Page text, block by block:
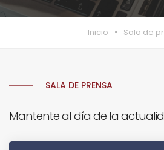
Inicio Sala de
SALA DE PRENSA
Mantente al día de la